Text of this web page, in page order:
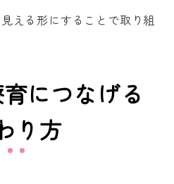
える形にすることで取り組
につなげる
り方